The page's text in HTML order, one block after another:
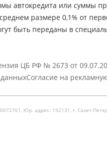
автокредита или суммы
размере 0,1% от
быть переданы в
ЦБ РФ № 2673 от
Согласие на
Юр. адрес: 192131, г. Санкт-